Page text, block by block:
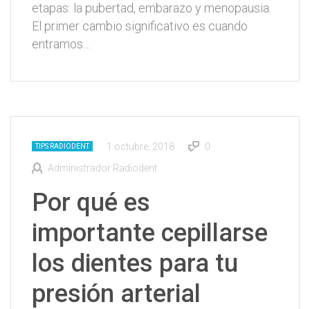
etapas: la pubertad, embarazo y menopausia.
El primer cambio significativo es cuando
entramos…
TIPS RADIODENT 1 octubre, 2018
0
Administrador Radiodent
Por qué es
importante cepillarse
los dientes para tu
presión arterial